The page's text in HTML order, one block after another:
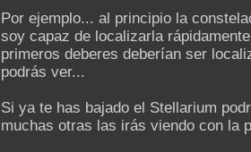
Por ejemplo... al principio la
soy capaz de localizarla
primeros deberes deberían ser
podrás ver...
Si ya te has bajado el Stellarium
muchas otras las irás viendo con la